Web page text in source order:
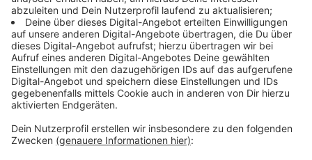
geglaubt. Die nun freigesprochenen Männer waren
verdächtigt worden, Helfer eines Hauptverdächtigen
gewesen zu sein, der bereits im Ausland verstorben
war.
Anzeige